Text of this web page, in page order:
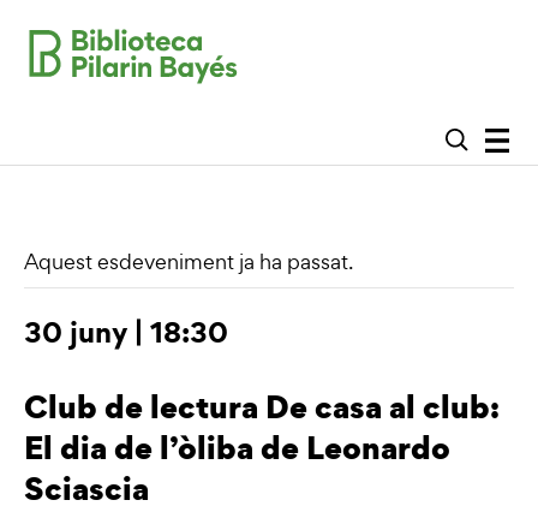
Aquest esdeveniment ja ha passat.
30 juny | 18:30
Club de lectura De casa al club:
El dia de l’òliba de Leonardo
Sciascia